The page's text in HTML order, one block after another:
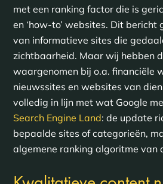
met een ranking factor die is
en ‘how-to’ websites. Dit bericht
van informatieve sites die
zichtbaarheid. Maar wij hebben
waargenomen bij o.a. financiële
nieuwssites en websites van
volledig in lijn met wat Google
Search Engine Land: de update
bepaalde sites of categorieën,
algemene ranking algoritme van